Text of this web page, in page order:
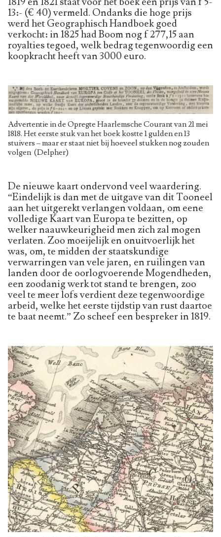
13:- (€ 40) vermeld. Ondanks die hoge prijs
werd het Geographisch Handboek goed
verkocht: in 1825 had Boom nog f 277,15 aan
royalties tegoed, welk bedrag tegenwoordig een
koopkracht heeft van 3000 euro.
Advertentie in de Opregte Haarlemsche Courant van 21 mei
1818. Het eerste stuk van het boek kostte 1 gulden en 13
stuivers – maar er staat niet bij hoeveel stukken nog zouden
volgen (Delpher)
De nieuwe kaart ondervond veel waardering.
“Eindelijk is dan met de uitgave van dit Tooneel
aan het uitgerekt verlangen voldaan, om eene
volledige Kaart van Europa te bezitten, op
welker naauwkeurigheid men zich zal mogen
verlaten. Zoo moeijelijk en onuitvoerlijk het
was, om, te midden der staatskundige
verwarringen van vele jaren, en ruilingen van
landen door de oorlogvoerende Mogendheden,
een zoodanig werk tot stand te brengen, zoo
veel te meer lofs verdient deze tegenwoordige
arbeid, welke het eerste tijdstip van rust daartoe
te baat neemt.” Zo scheef een bespreker in 1819.